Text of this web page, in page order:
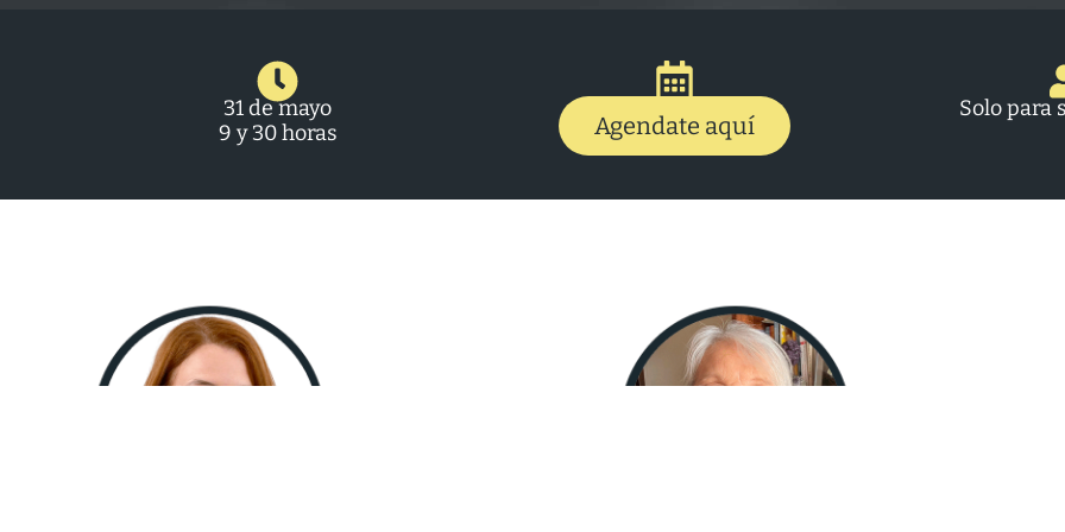
31 de mayo
9 y 30 horas
Agendate aquí
Solo para